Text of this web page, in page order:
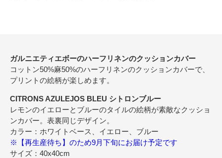
ガルニエティエボーのハーフリネンのクッションカバー
コットン50%麻50%のハーフリネンのクッションカバーで、
プリントの絵柄が楽しめます。
CITRONS AZULEJOS BLEU シトロンブルー
レモンのイエローとブルーのタイルの絵柄が素敵なクッショ
ンカバー。表裏同じデザイン。
カラー：ホワイトベース、イエロー、ブルー
※【再生産待ち】のため9月下旬にお届け予定です
サイズ：40x40cm